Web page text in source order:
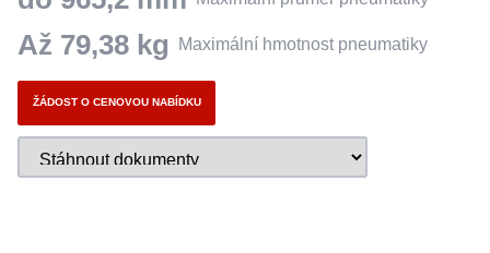
Až 79,38 kg Maximální hmotnost pneumatiky
ŽÁDOST O CENOVOU NABÍDKU